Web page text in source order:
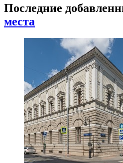
Последние
места